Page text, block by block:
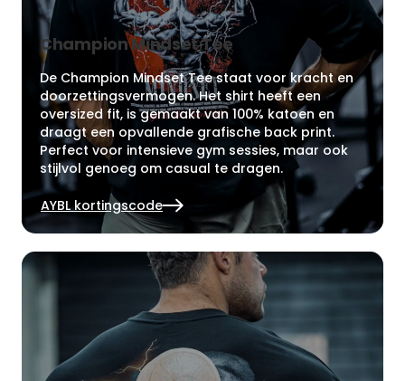
Champion Mindset Tee
De Champion Mindset Tee staat voor kracht en
doorzettingsvermogen. Het shirt heeft een
oversized fit, is gemaakt van 100% katoen en
draagt een opvallende grafische back print.
Perfect voor intensieve gym sessies, maar ook
stijlvol genoeg om casual te dragen.
AYBL kortingscode